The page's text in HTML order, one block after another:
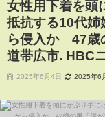
女性用下着を頭
抵抗する10代
ら侵入か 47歳
道帯広市. HBC
2025年6月4日 2025年6